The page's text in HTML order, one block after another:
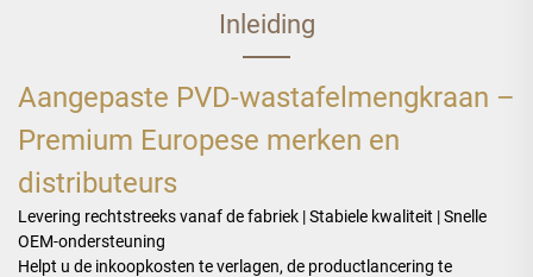
Inleiding
Aangepaste PVD-wastafelmengkraan –
Premium Europese merken en
distributeurs
Levering rechtstreeks vanaf de fabriek | Stabiele kwaliteit | Snelle
OEM-ondersteuning
Helpt u de inkoopkosten te verlagen, de productlancering te